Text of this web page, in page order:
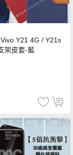
Y21 4G / Y21s
架皮套-藍